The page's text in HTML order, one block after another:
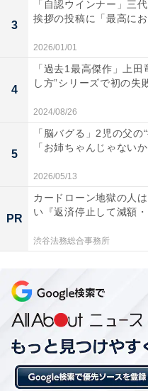
3
「自認ウインナー」三
挨拶の投稿に「最高に
2026/01/01
4
「過去1最高傑作」上
し方”シリーズで初の失
2024/08/26
5
「脳バグる」2児の父の
「お姉ちゃんじゃない
2026/05/13
PR
カードローン地獄の人
い『返済停止して減額
渋谷法務総合事務所